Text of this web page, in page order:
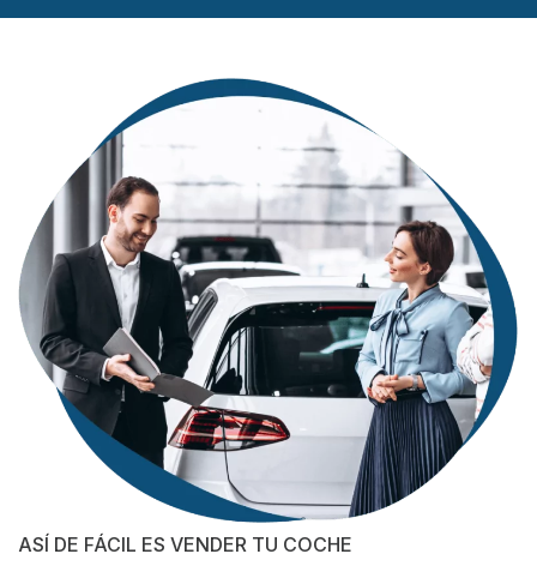
ASÍ DE FÁCIL ES VENDER TU COCHE